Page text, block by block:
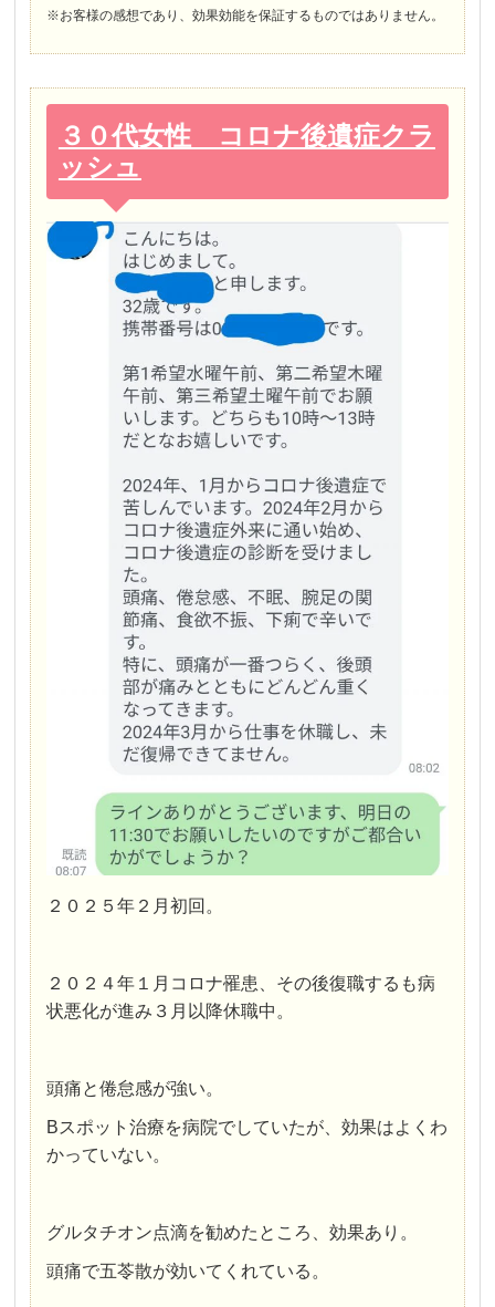
※お客様の感想であり、効果効能を保証するものではありません。
３０代女性 コロナ後遺症クラ
ッシュ
２０２５年２月初回。
２０２４年１月コロナ罹患、その後復職するも病
状悪化が進み３月以降休職中。
頭痛と倦怠感が強い。
Bスポット治療を病院でしていたが、効果はよくわ
かっていない。
グルタチオン点滴を勧めたところ、効果あり。
頭痛で五苓散が効いてくれている。